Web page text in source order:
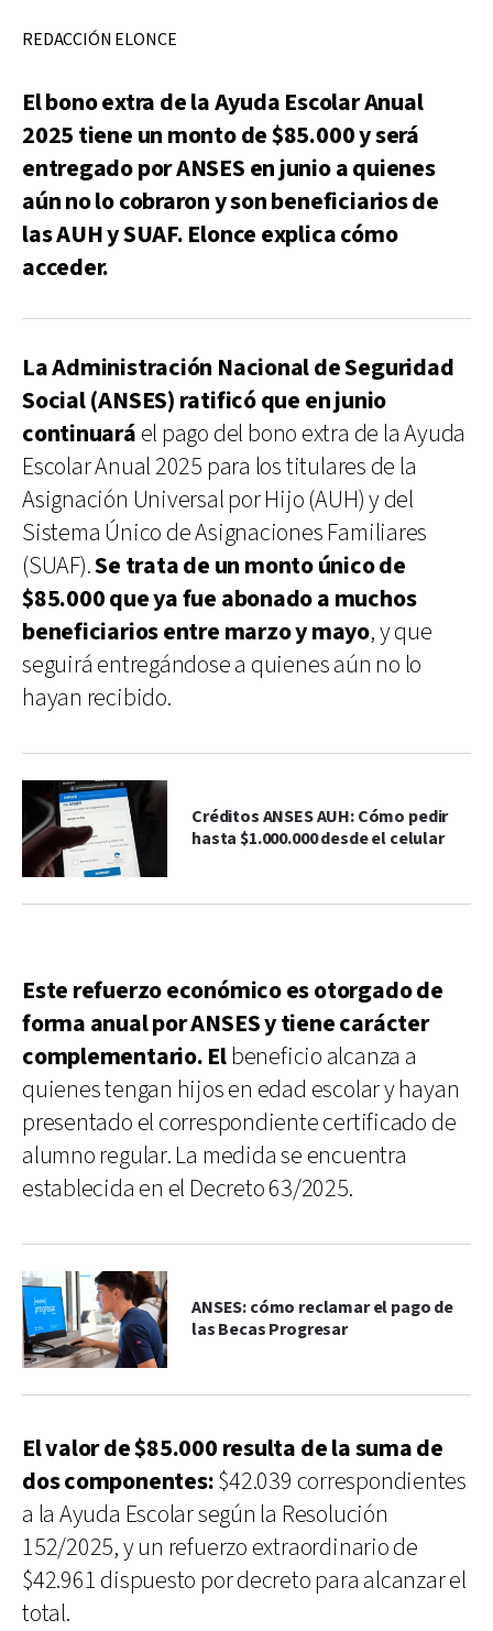
REDACCIÓN ELONCE
El bono extra de la Ayuda Escolar Anual
2025 tiene un monto de $85.000 y será
entregado por ANSES en junio a quienes
aún no lo cobraron y son beneficiarios de
las AUH y SUAF. Elonce explica cómo
acceder.
La Administración Nacional de Seguridad
Social (ANSES) ratificó que en junio
continuará el pago del bono extra de la Ayuda
Escolar Anual 2025 para los titulares de la
Asignación Universal por Hijo (AUH) y del
Sistema Único de Asignaciones Familiares
(SUAF).Se trata de un monto único de
$85.000 que ya fue abonado a muchos
beneficiarios entre marzo y mayo, y que
seguirá entregándose a quienes aún no lo
hayan recibido.
Créditos ANSES AUH: Cómo pedir
hasta $1.000.000 desde el celular
Este refuerzo económico es otorgado de
forma anual por ANSES y tiene carácter
complementario. Elbeneficio alcanza a
quienes tengan hijos en edad escolar y hayan
presentado el correspondiente certificado de
alumno regular. La medida se encuentra
establecida en el Decreto 63/2025.
ANSES: cómo reclamar el pago de
las Becas Progresar
El valor de $85.000 resulta de la suma de
dos componentes:$42.039 correspondientes
a la Ayuda Escolar según la Resolución
152/2025, y un refuerzo extraordinario de
$42.961 dispuesto por decreto para alcanzar el
total.